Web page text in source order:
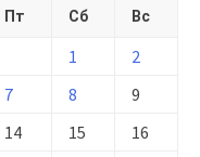
Пт Сб Вс
1
2
7 8
9
14 15
16